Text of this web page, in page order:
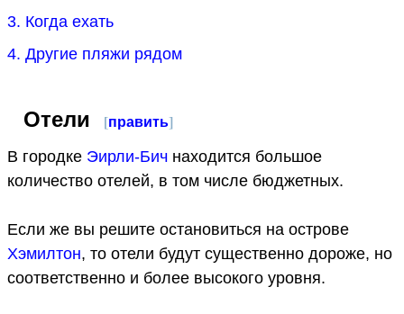
3. Когда ехать
4. Другие пляжи рядом
Отели [править]
В городке Эирли-Бич находится большое
количество отелей, в том числе бюджетных.
Если же вы решите остановиться на острове
Хэмилтон, то отели будут существенно дороже, но
соответственно и более высокого уровня.